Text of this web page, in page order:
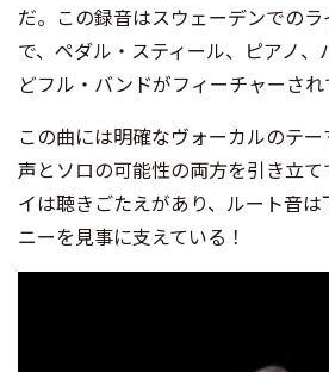
だ。この録音はスウェーデンでの
で、ペダル・スティール、ピアノ
どフル・バンドがフィーチャーされ
この曲には明確なヴォーカルのテ
声とソロの可能性の両方を引き立
イは聴きごたえがあり、ルート音
ニーを見事に支えている！